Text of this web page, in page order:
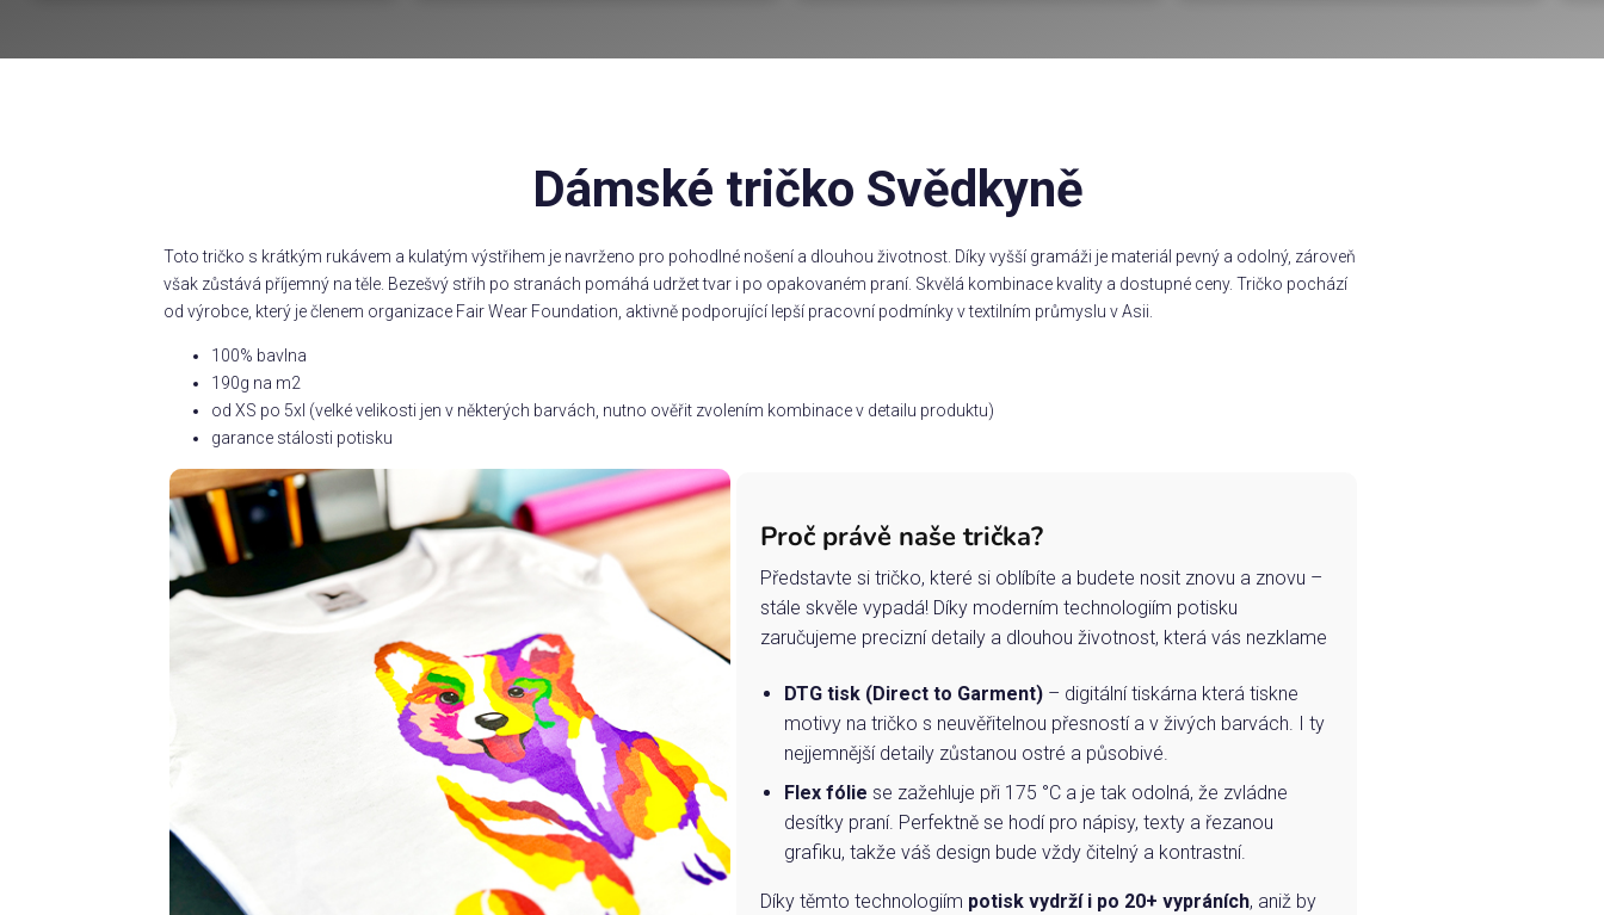
Dámské tričko Svědkyně
Toto tričko s krátkým rukávem a kulatým výstřihem je navrženo pro pohodlné nošení a dlouhou životnost. Díky vyšší gramáži je materiál pevný a odolný, zároveň
však zůstává příjemný na těle. Bezešvý střih po stranách pomáhá udržet tvar i po opakovaném praní. Skvělá kombinace kvality a dostupné ceny. Tričko pochází
od výrobce, který je členem organizace Fair Wear Foundation, aktivně podporující lepší pracovní podmínky v textilním průmyslu v Asii.
100% bavlna
190g na m2
od XS po 5xl (velké velikosti jen v některých barvách, nutno ověřit zvolením kombinace v detailu produktu)
garance stálosti potisku
Proč právě naše trička?
Představte si tričko, které si oblíbíte a budete nosit znovu a znovu –
stále skvěle vypadá! Díky moderním technologiím potisku
zaručujeme precizní detaily a dlouhou životnost, která vás nezklame
DTG tisk (Direct to Garment)– digitální tiskárna která tiskne
motivy na tričko s neuvěřitelnou přesností a v živých barvách. I ty
nejjemnější detaily zůstanou ostré a působivé.
Flex fólie se zažehluje při 175 °C a je tak odolná, že zvládne
desítky praní. Perfektně se hodí pro nápisy, texty a řezanou
grafiku, takže váš design bude vždy čitelný a kontrastní.
Díky těmto technologiím potisk vydrží i po 20+ vypráních, aniž by